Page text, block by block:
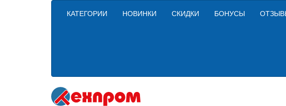
КАТЕГОРИИ НОВИНКИ СКИДКИ БОНУСЫ